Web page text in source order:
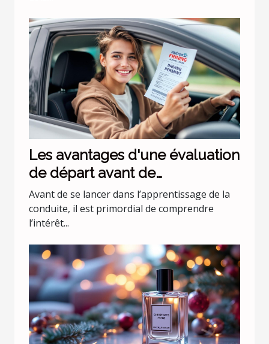
Les avantages d'une évaluation
de départ avant de
commencer les leçons de
conduite
Avant de se lancer dans l’apprentissage de la
conduite, il est primordial de comprendre
l’intérêt...